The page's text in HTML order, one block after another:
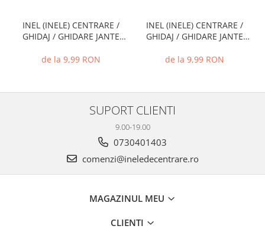
INEL (INELE) CENTRARE /
GHIDAJ / GHIDARE JANTE
de la 9,99 RON
INEL (INELE) CENTRARE /
GHIDAJ / GHIDARE JANTE
de la 9,99 RON
SUPORT CLIENTI
9.00-19.00
0730401403
comenzi@ineledecentrare.ro
MAGAZINUL MEU
CLIENTI